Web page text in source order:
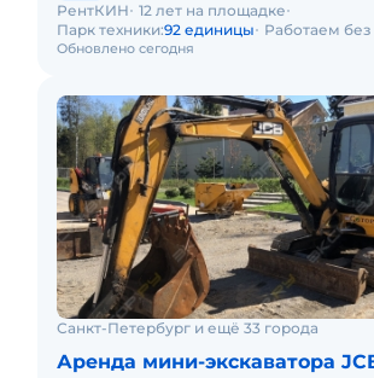
Обновлено сегодня
РентКИН 12 лет на площадке
Парк техники:92 единицы Работаем
Санкт-Петербург и ещё 33 города
Аренда мини-экскаватора